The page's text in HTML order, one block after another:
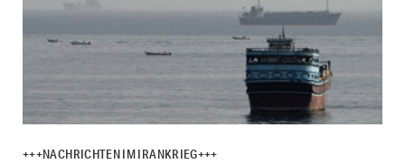
+++NACHRICHTEN IM IRANKRIEG+++